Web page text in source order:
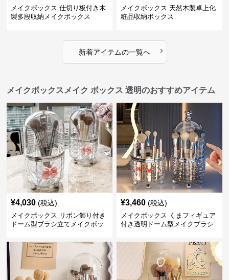
メイクボックス 仕切り板付き木
製多段収納メイクボックス
メイクボックス 天然木製卓上化
粧品収納ボックス
新着アイテムの一覧へ ›
メイクボックスメイク ボックス 透明のおすすめアイテム
¥4,030 (税込)
メイクボックス リボン飾り付き
ドーム型ブラシ立てメイクボッ
¥3,460 (税込)
メイクボックス くまフィギュア
付き透明ドーム型メイクブラシ